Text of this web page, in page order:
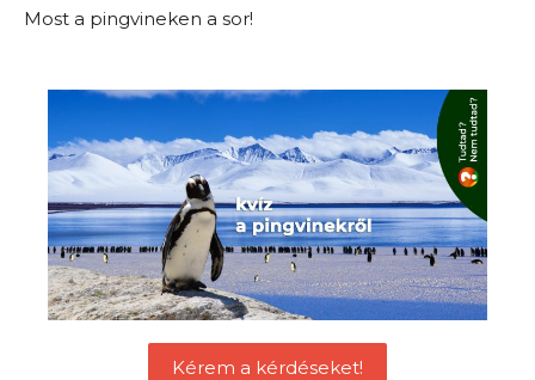
Most a pingvineken a sor!
Kérem a kérdéseket!